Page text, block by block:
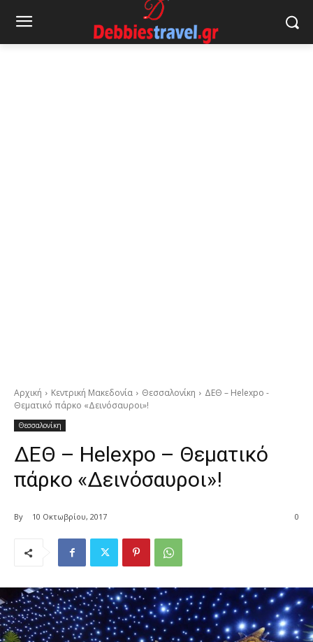
Αρχική Κεντρική Μακεδονία Θεσσαλονίκη
ΔΕΘ – Helexpo -
Θεματικό πάρκο «Δεινόσαυροι»!
Θεσσαλονίκη
ΔΕΘ – Helexpo – Θεματικό
πάρκο «Δεινόσαυροι»!
By 10 Οκτωβρίου, 2017 0